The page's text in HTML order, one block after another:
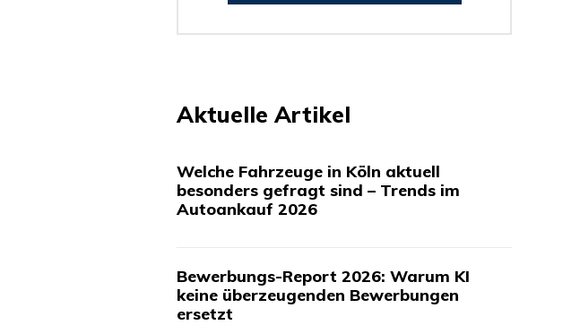
Aktuelle Artikel
Welche Fahrzeuge in Köln aktuell
besonders gefragt sind – Trends im
Autoankauf 2026
Bewerbungs-Report 2026: Warum KI
keine überzeugenden Bewerbungen
ersetzt